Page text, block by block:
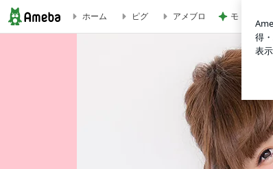
家でいい運動。大人用もほしい | 桃オフィシャルブ
ホーム ピグ アメブロ モト冬樹